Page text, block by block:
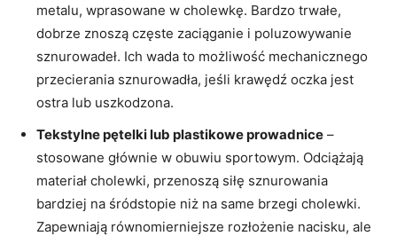
metalu, wprasowane w cholewkę. Bardzo trwałe,
dobrze znoszą częste zaciąganie i poluzowywanie
sznurowadeł. Ich wada to możliwość mechanicznego
przecierania sznurowadła, jeśli krawędź oczka jest
ostra lub uszkodzona.
Tekstylne pętelki lub plastikowe prowadnice –
stosowane głównie w obuwiu sportowym. Odciążają
materiał cholewki, przenoszą siłę sznurowania
bardziej na śródstopie niż na same brzegi cholewki.
Zapewniają równomierniejsze rozłożenie nacisku, ale